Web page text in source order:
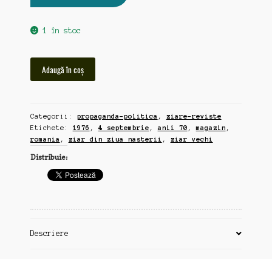
1 în stoc
Magazin,
1976,
ziar
din
ziua
nasterii
Adaugă în coș
Categorii: propaganda-politica , ziare-reviste
Etichete: 1976 , 4 septembrie ,anii 70 ,magazin ,
romania , ziar din ziua nasterii , ziar vechi
Distribuie:
Descriere